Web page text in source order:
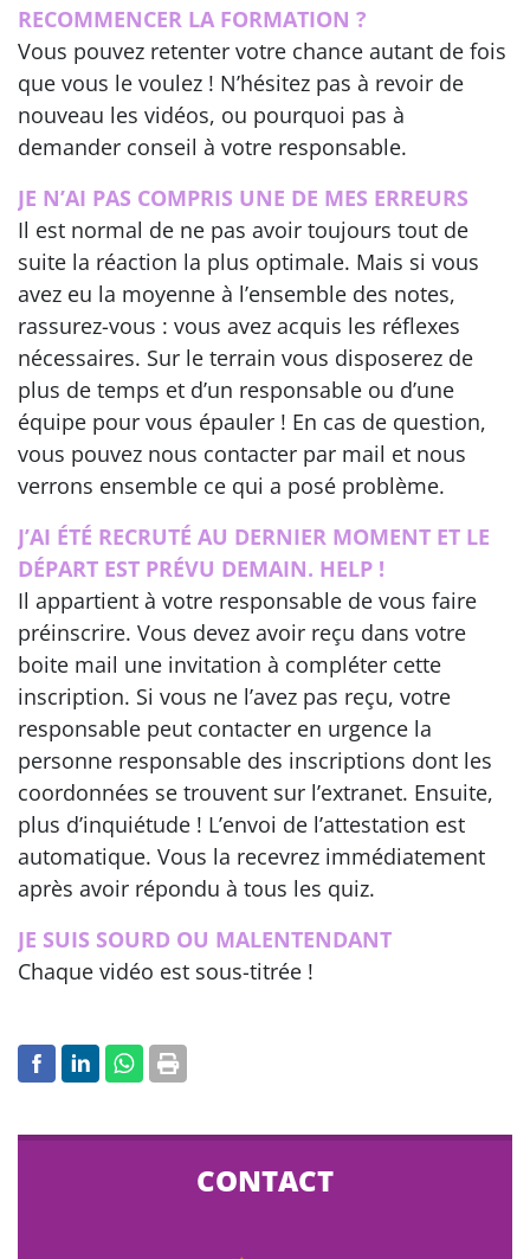
RECOMMENCER LA FORMATION ?
Vous pouvez retenter votre chance autant de fois
que vous le voulez ! N’hésitez pas à revoir de
nouveau les vidéos, ou pourquoi pas à
demander conseil à votre responsable.
JE N’AI PAS COMPRIS UNE DE MES ERREURS
Il est normal de ne pas avoir toujours tout de
suite la réaction la plus optimale. Mais si vous
avez eu la moyenne à l’ensemble des notes,
rassurez-vous : vous avez acquis les réflexes
nécessaires. Sur le terrain vous disposerez de
plus de temps et d’un responsable ou d’une
équipe pour vous épauler ! En cas de question,
vous pouvez nous contacter par mail et nous
verrons ensemble ce qui a posé problème.
J’AI ÉTÉ RECRUTÉ AU DERNIER MOMENT ET LE
DÉPART EST PRÉVU DEMAIN. HELP !
Il appartient à votre responsable de vous faire
préinscrire. Vous devez avoir reçu dans votre
boite mail une invitation à compléter cette
inscription. Si vous ne l’avez pas reçu, votre
responsable peut contacter en urgence la
personne responsable des inscriptions dont les
coordonnées se trouvent sur l’extranet. Ensuite,
plus d’inquiétude ! L’envoi de l’attestation est
automatique. Vous la recevrez immédiatement
après avoir répondu à tous les quiz.
JE SUIS SOURD OU MALENTENDANT
Chaque vidéo est sous-titrée !
CONTACT